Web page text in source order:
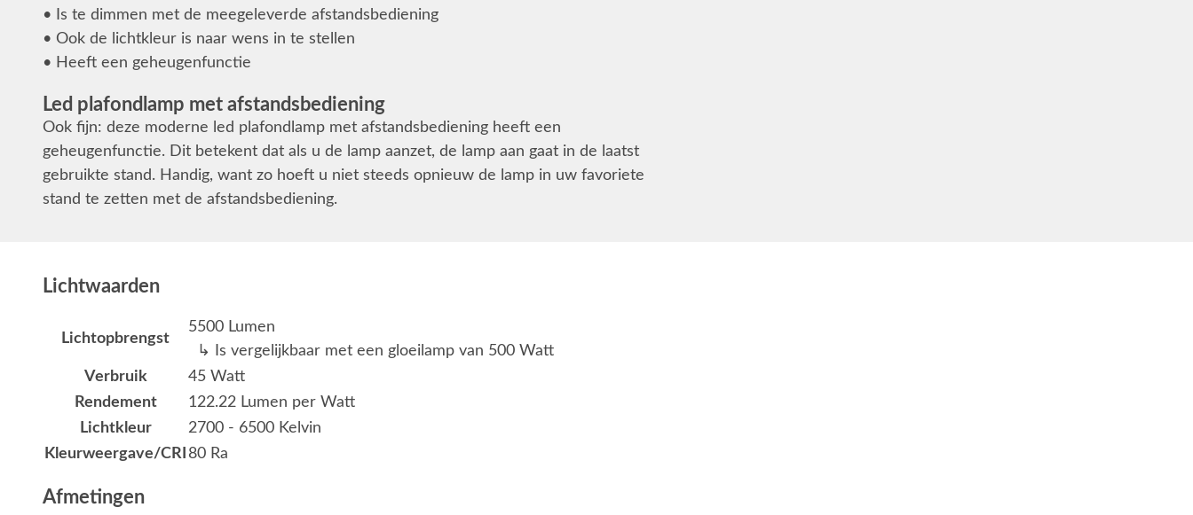
• Is te dimmen met de meegeleverde afstandsbediening
• Ook de lichtkleur is naar wens in te stellen
• Heeft een geheugenfunctie
Led plafondlamp met afstandsbediening
Ook fijn: deze moderne led plafondlamp met afstandsbediening heeft een
geheugenfunctie. Dit betekent dat als u de lamp aanzet, de lamp aan gaat in de laatst
gebruikte stand. Handig, want zo hoeft u niet steeds opnieuw de lamp in uw favoriete
stand te zetten met de afstandsbediening.
Lichtwaarden
Lichtopbrengst
5500 Lumen
↳ Is vergelijkbaar met een gloeilamp van 500 Watt
Verbruik
45 Watt
Rendement
122.22 Lumen per Watt
Lichtkleur
2700 - 6500 Kelvin
Kleurweergave/CRI 80 Ra
Afmetingen